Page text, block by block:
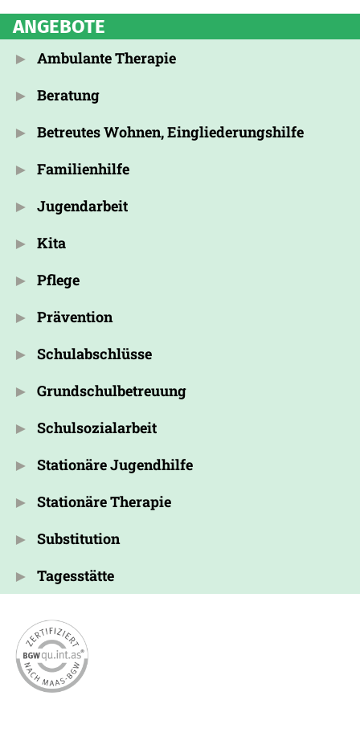
ANGEBOTE
Ambulante Therapie
Beratung
Betreutes Wohnen, Eingliederungshilfe
Familienhilfe
Jugendarbeit
Kita
Pflege
Prävention
Schulabschlüsse
Grundschulbetreuung
Schulsozialarbeit
Stationäre Jugendhilfe
Stationäre Therapie
Substitution
Tagesstätte